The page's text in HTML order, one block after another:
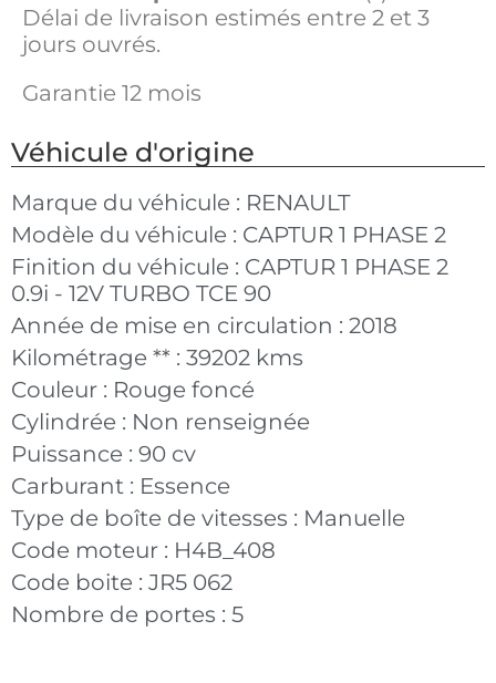
Délai de livraison estimés entre 2 et 3
jours ouvrés.
Garantie 12 mois
Véhicule d'origine
Marque du véhicule : RENAULT
Modèle du véhicule : CAPTUR 1 PHASE 2
Finition du véhicule : CAPTUR 1 PHASE 2
0.9i - 12V TURBO TCE 90
Année de mise en circulation : 2018
Kilométrage ** : 39202 kms
Couleur : Rouge foncé
Cylindrée : Non renseignée
Puissance : 90 cv
Carburant : Essence
Type de boîte de vitesses : Manuelle
Code moteur : H4B_408
Code boite : JR5 062
Nombre de portes : 5